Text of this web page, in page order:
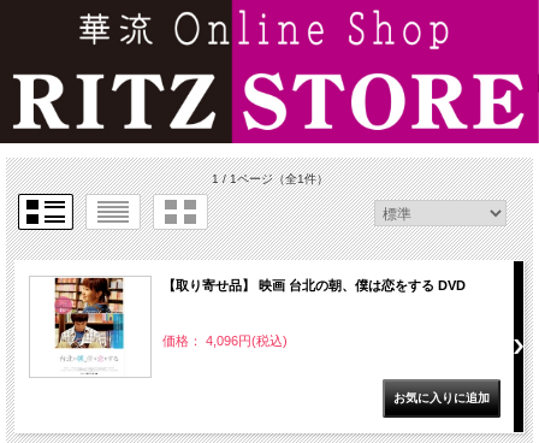
1 / 1ページ（全1件）
【取り寄せ品】 映画 台北の朝、僕は恋をする DVD
価格： 4,096円(税込)